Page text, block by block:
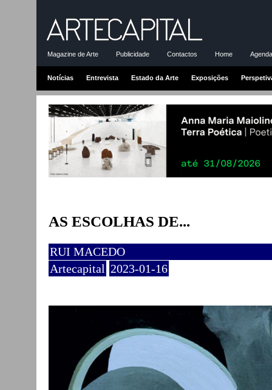
Magazine de Arte Publicidade Contactos Home
Notícias Entrevista Estado da Arte Exposições
AS ESCOLHAS DE...
RUI MACEDO
Artecapital 2023-01-16